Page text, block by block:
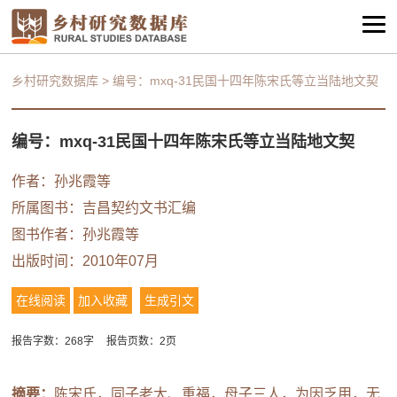
乡村研究数据库 >编号：mxq-31民国十四年陈宋氏等立当陆地文契
编号：mxq-31民国十四年陈宋氏等立当陆地文契
作者：孙兆霞等
所属图书： 吉昌契约文书汇编
图书作者：孙兆霞等
出版时间：2010年07月
在线阅读 加入收藏 生成引文
报告字数：268字 报告页数：2页